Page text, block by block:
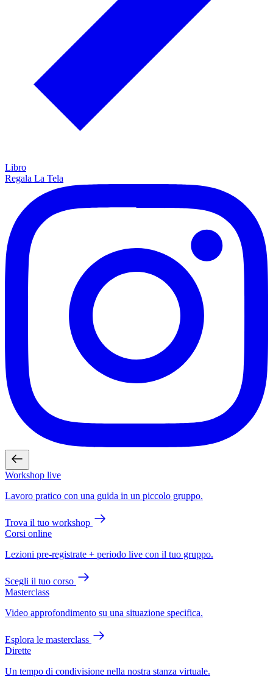
Libro
Regala La Tela
Workshop live
Lavoro pratico con una guida in un piccolo gruppo.
Trova il tuo workshop
Corsi online
Lezioni pre-registrate + periodo live con il tuo gruppo.
Scegli il tuo corso
Masterclass
Video approfondimento su una situazione specifica.
Esplora le masterclass
Dirette
Un tempo di condivisione nella nostra stanza virtuale.